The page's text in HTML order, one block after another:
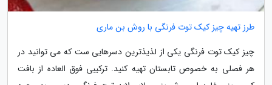
طرز تهیه چیز کیک توت فرنگی با روش بن ماری
چیز کیک توت فرنگی یکی از لذیذترین دسرهایی ست که می توانید در
هر فصلی به خصوص تابستان تهیه کنید. ترکیبی فوق العاده از بافت